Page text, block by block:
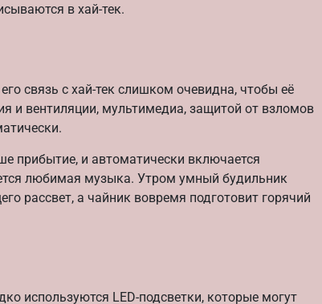
в хай-тек.
связь с хай-тек слишком очевидна, чтобы её
и вентиляции, мультимедиа, защитой от взломов
прибытие, и автоматически включается
любимая музыка. Утром умный будильник
рассвет, а чайник вовремя подготовит горячий
используются LED-подсветки, которые могут